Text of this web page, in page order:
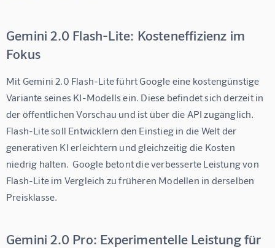
Gemini 2.0 Flash-Lite: Kosteneffizienz im
Fokus
Mit Gemini 2.0 Flash-Lite führt Google eine kostengünstige
Variante seines KI-Modells ein. Diese befindet sich derzeit in
der öffentlichen Vorschau und ist über die API zugänglich.
Flash-Lite soll Entwicklern den Einstieg in die Welt der
generativen KI erleichtern und gleichzeitig die Kosten
niedrig halten.  Google betont die verbesserte Leistung von
Flash-Lite im Vergleich zu früheren Modellen in derselben
Preisklasse.
Gemini 2.0 Pro: Experimentelle Leistung für